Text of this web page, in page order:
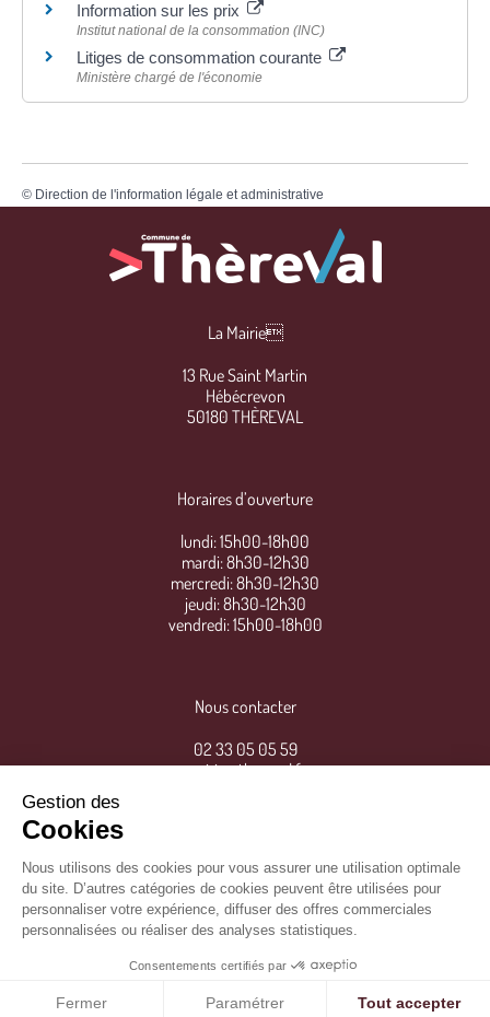
Information sur les prix
Institut national de la consommation (INC)
Litiges de consommation courante
Ministère chargé de l'économie
© Direction de l'information légale et administrative
La Mairie
13 Rue Saint Martin
Hébécrevon
50180 THÈREVAL
Horaires d’ouverture
lundi: 15h00-18h00
mardi: 8h30-12h30
mercredi: 8h30-12h30
jeudi: 8h30-12h30
vendredi: 15h00-18h00
Nous contacter
02 33 05 05 59
mairie@thereval.fr
Mentions légales
Gestion des
Cookies
Nous utilisons des cookies pour vous assurer une utilisation optimale
du site. D’autres catégories de cookies peuvent être utilisées pour
personnaliser votre expérience, diffuser des offres commerciales
personnalisées ou réaliser des analyses statistiques.
Consentements certifiés par
Fermer Paramétrer Tout accepter